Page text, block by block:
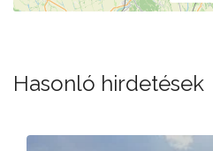
Hasonló hirdetések